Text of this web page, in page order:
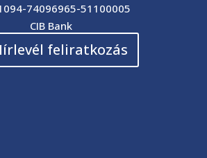
74096965-51100005
CIB Bank
feliratkozás